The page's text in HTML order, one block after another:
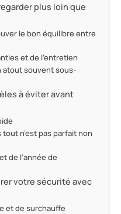
plus loin que
le bon équilibre entre
et de l’entretien
atout souvent sous-
à éviter avant
n’est pas parfait non
de l’année de
votre sécurité avec
et de surchauffe